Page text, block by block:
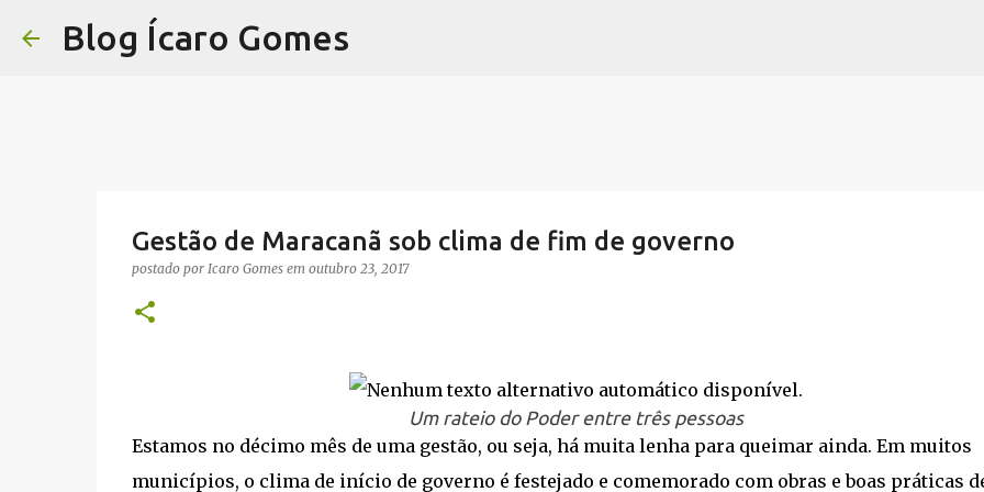
Blog Ícaro Gomes
Gestão de Maracanã sob clima de fim de governo
postado por Icaro Gomes em outubro 23, 2017
Um rateio do Poder entre três pessoas
Estamos no décimo mês de uma gestão, ou seja, há muita lenha para queimar ainda. Em muitos
municípios, o clima de início de governo é festejado e comemorado com obras e boas práticas